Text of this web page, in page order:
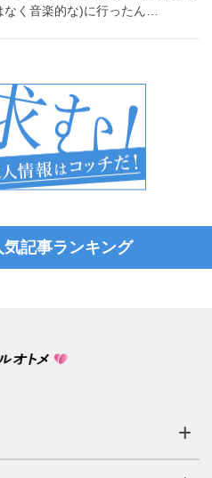
く音楽的な)に行ったん…
記事ランキング